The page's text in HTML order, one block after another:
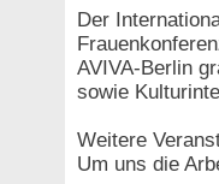
Der
AVIVA-Berlin
sowie
Weitere
Um uns die